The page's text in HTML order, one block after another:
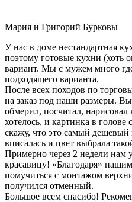
Мария и Григорий Бурковы
У нас в доме нестандартная
поэтому готовые кухни
вариант. Мы с мужем много
подходящего варианта.
После всех походов по
на заказ под наши размеры.
обмерил, посчитал,
хотелось, и картинка в
скажу, что это самый дешевый
вписалась и цвет выбрала
Примерно через 2 недели нам
красавицу! «Благодаря»
помучиться с монтажом
получился отменный.
Большое всем спасибо!